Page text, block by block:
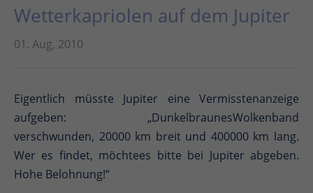
Wetterkapriolen auf dem Jupiter
01. Aug, 2010
Eigentlich müsste Jupiter eine Vermisstenanzeige
aufgeben: „DunkelbraunesWolkenband
verschwunden, 20000 km breit und 400000 km lang.
Wer es findet, möchtees bitte bei Jupiter abgeben.
Hohe Belohnung!“